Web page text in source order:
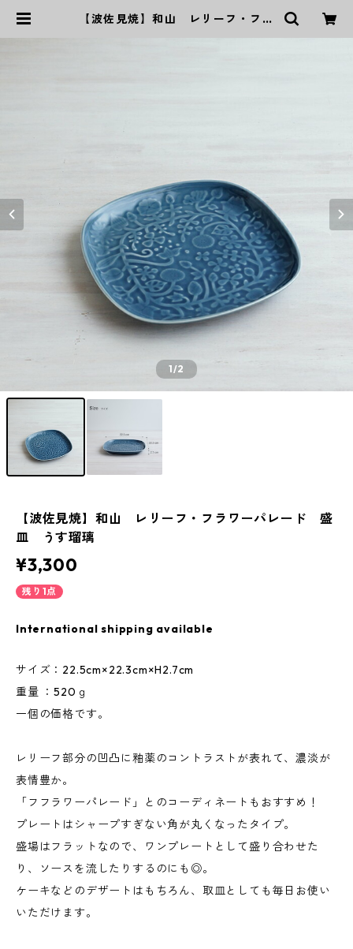
【波佐見焼】和山 レリーフ・フラ
1/2
【波佐見焼】和山 レリーフ・フラワーパレード 盛
皿 うす瑠璃
¥3,300
残り1点
International shipping available
サイズ：22.5cm×22.3cm×H2.7cm
重量 ：520ｇ
一個の価格です。
レリーフ部分の凹凸に釉薬のコントラストが表れて、濃淡が
表情豊か。
「フフラワーパレード」とのコーディネートもおすすめ！
プレートはシャープすぎない角が丸くなったタイプ。
盛場はフラットなので、ワンプレートとして盛り合わせた
り、ソースを流したりするのにも◎。
ケーキなどのデザートはもちろん、取皿としても毎日お使い
いただけます。